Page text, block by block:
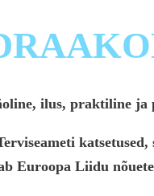
ilus, praktiline ja
katsetused,
Euroopa Liidu